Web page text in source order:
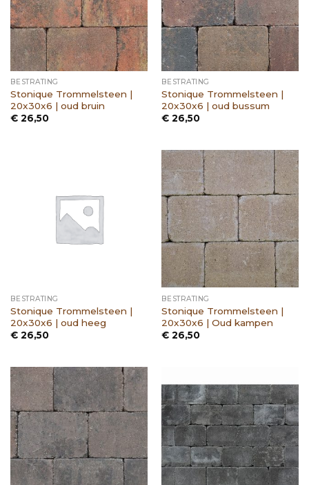
BESTRATING
Stonique Trommelsteen |
20x30x6 | oud bruin
€26,50
BESTRATING
Stonique Trommelsteen |
20x30x6 | oud bussum
€26,50
BESTRATING
Stonique Trommelsteen |
20x30x6 | oud heeg
€26,50
BESTRATING
Stonique Trommelsteen |
20x30x6 | Oud kampen
€26,50